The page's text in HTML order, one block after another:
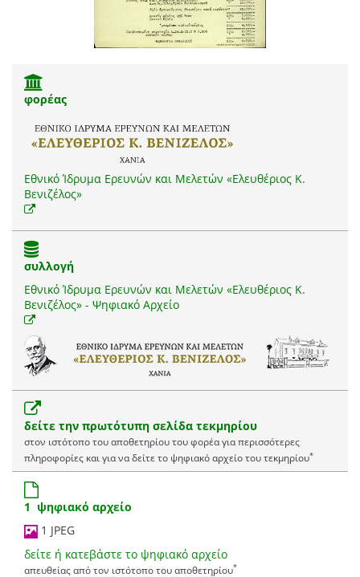
φορέας
Εθνικό Ίδρυμα Ερευνών και Μελετών «Ελευθέριος Κ.
Βενιζέλος»
συλλογή
Εθνικό Ίδρυμα Ερευνών και Μελετών «Ελευθέριος Κ.
Βενιζέλος» - Ψηφιακό Αρχείο
δείτε την πρωτότυπη σελίδα τεκμηρίου
στον ιστότοπο του αποθετηρίου του φορέα για περισσότερες
πληροφορίες και για να δείτε το ψηφιακό αρχείο του τεκμηρίου*
1 ψηφιακό αρχείο
1 JPEG
δείτε ή κατεβάστε το ψηφιακό αρχείο
απευθείας από τον ιστότοπο του αποθετηρίου*